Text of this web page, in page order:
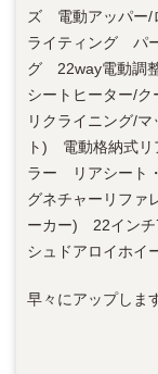
ズ 電動アッパー/
ライティング パ
グ 22way電動調
シートヒーター/
リクライニング/
ト) 電動格納式リ
ラー リアシート
グネチャーリファ
ーカー) 22インチ
シュドアロイホイ
早々にアップしま